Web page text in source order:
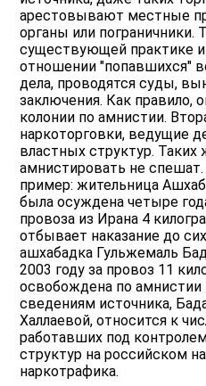
арестовывают местные
органы или пограничники.
существующей практике и
отношении "попавшихся"
дела, проводятся суды,
заключения. Как правило,
колонии по амнистии.
наркоторговки, ведущие
властных структур.
амнистировать не
пример: жительница
была осуждена четыре
провоза из Ирана 4
отбывает наказание до
ашхабадка Гульжемаль
2003 году за провоз 11
освобождена по амнистии
сведениям источника,
Халлаевой, относится к
работавших под
структур на российском
наркотрафика.